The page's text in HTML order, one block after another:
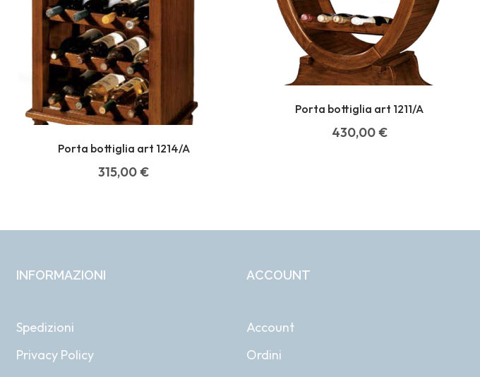
Porta bottiglia art 1214/A
315,00€
Porta bottiglia art 1211/A
430,00€
INFORMAZIONI
Spedizioni
Privacy Policy
ACCOUNT
Account
Ordini